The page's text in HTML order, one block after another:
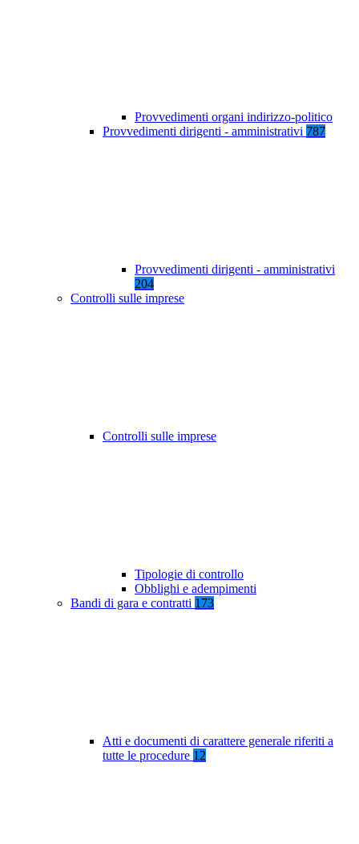
Provvedimenti organi indirizzo-politico
Provvedimenti dirigenti - amministrativi 787
Provvedimenti dirigenti - amministrativi
204
Controlli sulle imprese
Controlli sulle imprese
Tipologie di controllo
Obblighi e adempimenti
Bandi di gara e contratti 173
Atti e documenti di carattere generale riferiti a
tutte le procedure 12